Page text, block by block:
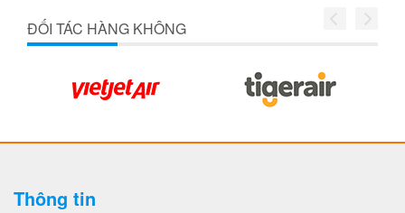
ĐỐI TÁC HÀNG KHÔNG
Thông tin